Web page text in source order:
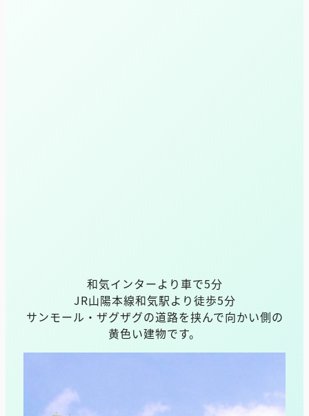
和気インターより車で5分
JR山陽本線和気駅より徒歩5分
サンモール・ザグザグの道路を挟んで向かい側の
黄色い建物です。